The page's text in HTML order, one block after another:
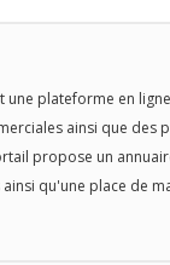
une plateforme en
ainsi que des
propose un
qu'une place de